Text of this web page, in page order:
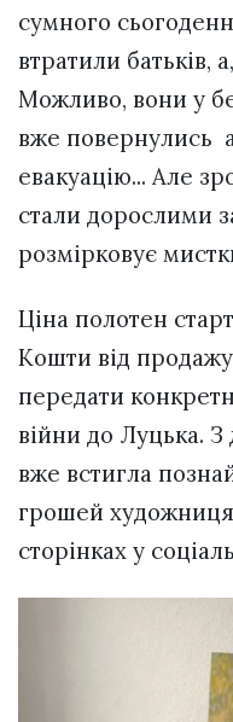
сумного
втратили батьків,
Можливо, вони у
вже повернулись
евакуацію... Але
стали дорослими
розмірковує
Ціна полотен
Кошти від
передати
війни до Луцька.
вже встигла
грошей художниця
сторінках у